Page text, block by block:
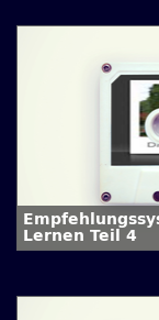
Lernen Teil 4